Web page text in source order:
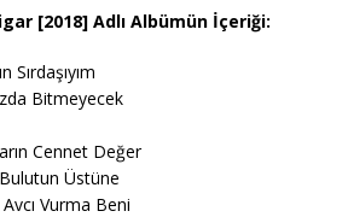
[2018] Adlı Albümün İçeriği:
Sırdaşıyım
Bitmeyecek
Cennet Değer
Üstüne
Vurma Beni